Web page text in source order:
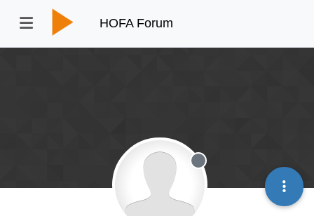
HOFA Forum
Offline